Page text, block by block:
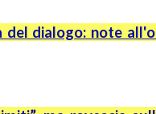
dialogo: note